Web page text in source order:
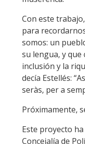
Con este
para
somos: un
su lengua, y que
inclusión y la
decía Estellés:
seràs, per a
Próximamente,
Este proyecto
Concejalía de